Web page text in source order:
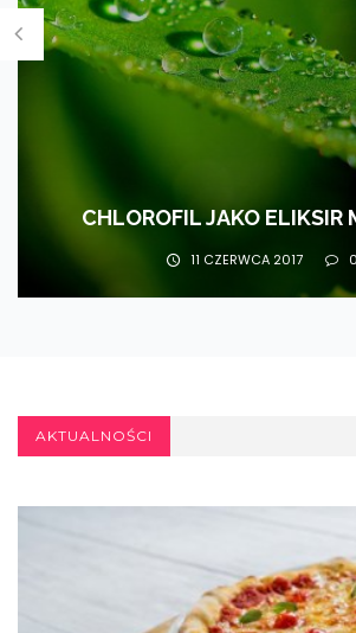
CHLOROFIL JAKO ELIKSIR
11 CZERWCA 2017 0
AKTUALNOŚCI